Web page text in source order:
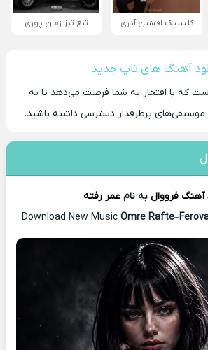
گلینلیک افشین آذری تیغ تیز زمان پوری
آهنگ های تاپ جدید
است که با افتخار به شما فرصت می‌دهد تا به
موسیقی‌های پرطرفدار دسترسی داشته باشید.
آهنگ فرووال به نامعمر رفته
Download New Music Omre Rafte–